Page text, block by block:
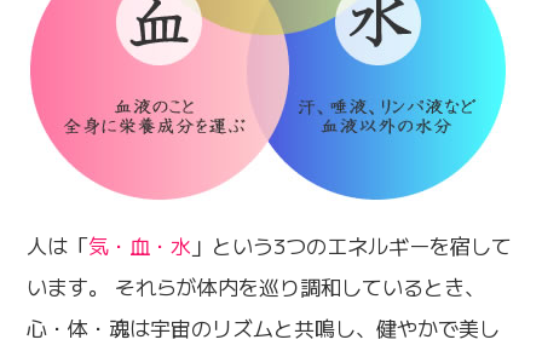
人は「気・血・水 」という3つのエネルギーを宿して
います。 それらが体内を巡り調和しているとき、
心・体・魂は宇宙のリズムと共鳴し、健やかで美し